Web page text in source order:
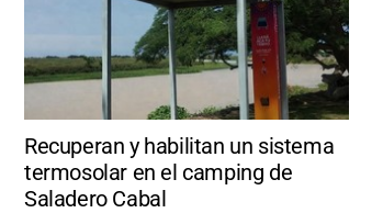
Recuperan y habilitan un sistema
termosolar en el camping de
Saladero Cabal